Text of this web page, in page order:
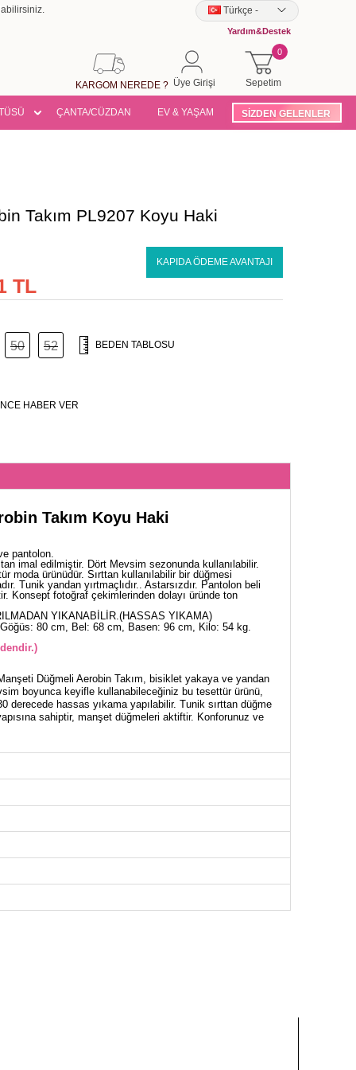
Türkçe -
Yardım&Destek
Sepetim
0
Üye Girişi
KARGOM NEREDE ?
ÇANTA/CÜZDAN EV & YAŞAM SİZDEN GELENLER
Takım PL9207 Koyu Haki
KAPIDA ÖDEME AVANTAJI
TL
50 52 BEDEN TABLOSU
HABER VER
Takım Koyu Haki
pantolon.
imal edilmiştir. Dört Mevsim sezonunda kullanılabilir.
moda ürünüdür. Sırttan kullanılabilir bir düğmesi
Tunik yandan yırtmaçlıdır.. Astarsızdır. Pantolon beli
Konsept fotoğraf çekimlerinden dolayı üründe ton
YIKANABİLİR.(HASSAS YIKAMA)
80 cm, Bel: 68 cm, Basen: 96 cm, Kilo: 54 kg.
Düğmeli Aerobin Takım, bisiklet yakaya ve yandan
boyunca keyifle kullanabileceğiniz bu tesettür ürünü,
derecede hassas yıkama yapılabilir. Tunik sırttan düğme
sahiptir, manşet düğmeleri aktiftir. Konforunuz ve
108
117